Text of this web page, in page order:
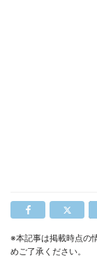
※本記事は掲載時点の
めご了承ください。